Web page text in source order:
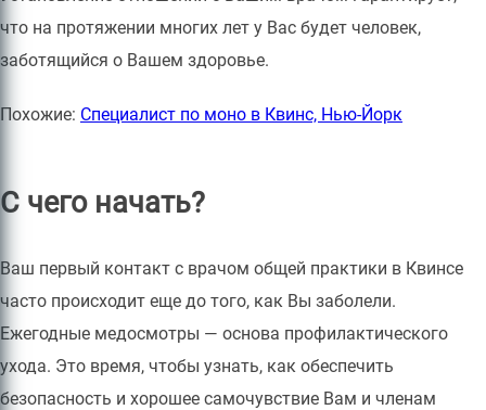
что на протяжении многих лет у Вас будет человек,
заботящийся о Вашем здоровье.
Похожие: Специалист по моно в Квинс, Нью-Йорк
С чего начать?
Ваш первый контакт с врачом общей практики в Квинсе
часто происходит еще до того, как Вы заболели.
Ежегодные медосмотры — основа профилактического
ухода. Это время, чтобы узнать, как обеспечить
безопасность и хорошее самочувствие Вам и членам